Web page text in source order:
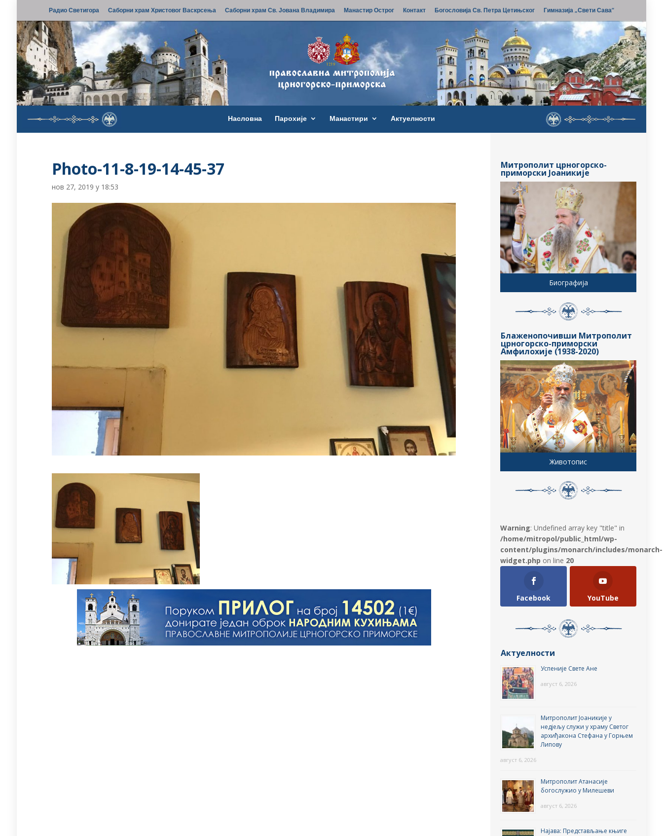
Радио Светигора Саборни храм Христовог Васкрсења Саборни храм Св. Јована Владимира Манастир Острог Контакт Богословија Св. Петра Цетињског Гимназија „Свети Сава“
Насловна Парохије Манастири Актуелности
Photo-11-8-19-14-45-37
нов 27, 2019 у 18:53
Митрополит црногорско-
приморски Јоаникије
Биографија
Блаженопочивши Митрополит
црногорско-приморски
Амфилохије (1938-2020)
Животопис
Warning: Undefined array key "title" in
/home/mitropol/public_html/wp-
content/plugins/monarch/includes/monarch-
widget.php on line 20
Facebook YouTube
Актуелности
Успеније Свете Ане
август 6, 2026
Митрополит Јоаникије у
недјељу служи у храму Светог
архиђакона Стефана у Горњем
Липову
август 6, 2026
Митрополит Атанасије
богослужио у Милешеви
август 6, 2026
Најава: Представљање књиге